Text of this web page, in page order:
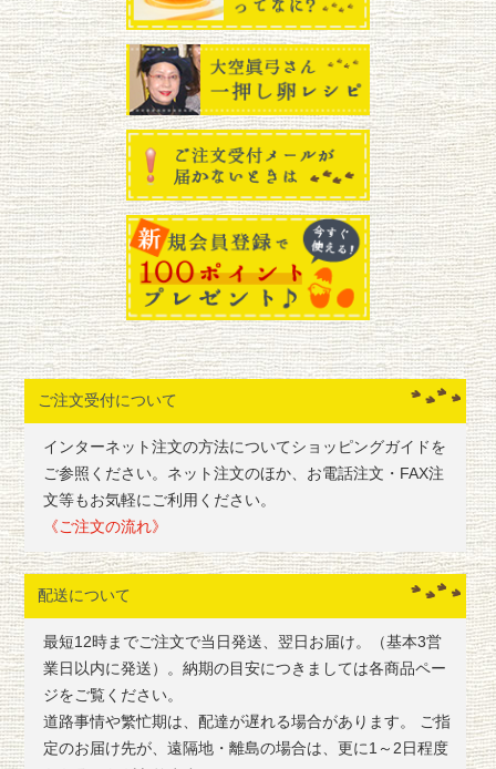
ご注文受付について
インターネット注文の方法についてショッピングガイドを
ご参照ください。ネット注文のほか、お電話注文・FAX注
文等もお気軽にご利用ください。
《ご注文の流れ》
配送について
最短12時までご注文で当日発送、翌日お届け。（基本3営
業日以内に発送）。納期の目安につきましては各商品ペー
ジをご覧ください。
道路事情や繁忙期は、配達が遅れる場合があります。 ご指
定のお届け先が、遠隔地・離島の場合は、更に1～2日程度